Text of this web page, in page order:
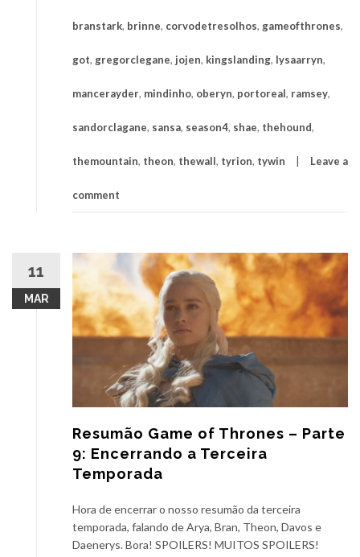
branstark, brinne, corvodetresolhos, gameofthrones,
got, gregorclegane, jojen, kingslanding, lysaarryn,
mancerayder, mindinho, oberyn, portoreal, ramsey,
sandorclagane, sansa, season4, shae, thehound,
themountain, theon, thewall, tyrion, tywin Leave a
comment
11
MAR
Resumão Game of Thrones – Parte
9: Encerrando a Terceira
Temporada
Hora de encerrar o nosso resumão da terceira
temporada, falando de Arya, Bran, Theon, Davos e
Daenerys. Bora! SPOILERS! MUITOS SPOILERS!